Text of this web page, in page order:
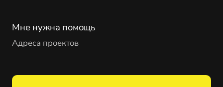
Мне нужна помощь
Адреса проектов